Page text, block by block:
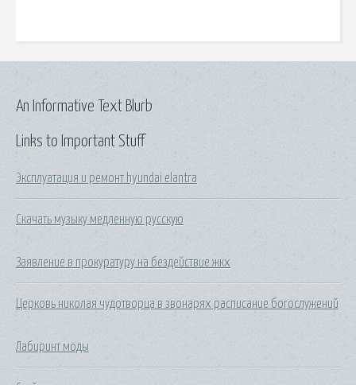
Links to Important Stuff
Эксплуатация и ремонт hyundai elantra
Скачать музыку медленную русскую
Заявление в прокуратуру на бездействие жкх
Церковь николая чудотворца в звонарях расписание богослужений
Лабиринт моды
An Informative Text Blurb